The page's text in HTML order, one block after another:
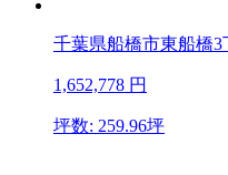
千葉県船橋市東船橋3
1,652,778 円
坪数: 259.96坪